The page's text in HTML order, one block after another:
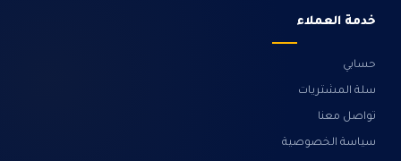
خدمة العملاء
حسابي
سلة المشتريات
تواصل معنا
سياسة الخصوصية